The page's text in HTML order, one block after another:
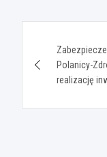
wpisu
Polanicy-
realizację